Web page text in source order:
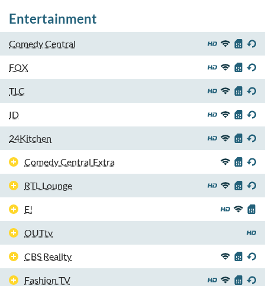
Entertainment
Comedy Central
FOX
TLC
ID
24Kitchen
Comedy Central Extra
RTL Lounge
E!
OUTtv
CBS Reality
Fashion TV